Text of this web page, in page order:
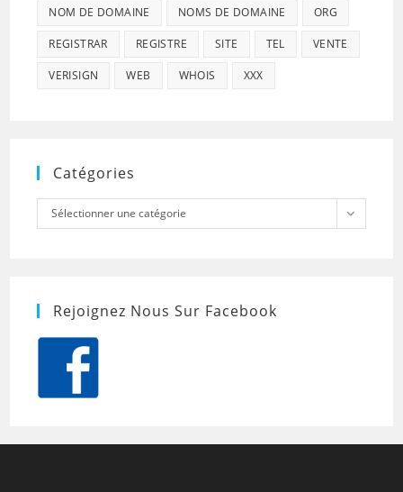
NOM DE DOMAINE NOMS DE DOMAINE ORG
REGISTRAR REGISTRE SITE TEL VENTE
VERISIGN WEB WHOIS XXX
Catégories
Catégories
Sélectionner une catégorie
Rejoignez Nous Sur Facebook